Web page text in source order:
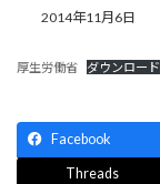
2014年11月6日
厚生労働省 ダウンロード
Facebook
Threads